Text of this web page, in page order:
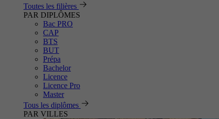
Toutes les filières
PAR DIPLÔMES
Bac PRO
CAP
BTS
BUT
Prépa
Bachelor
Licence
Licence Pro
Master
Tous les diplômes
PAR VILLES